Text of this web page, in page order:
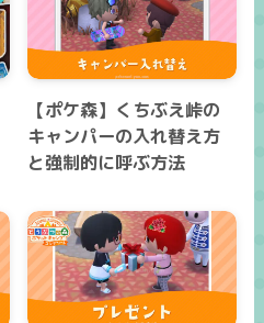
【ポケ森】くちぶえ峠の
キャンパーの入れ替え方
と強制的に呼ぶ方法